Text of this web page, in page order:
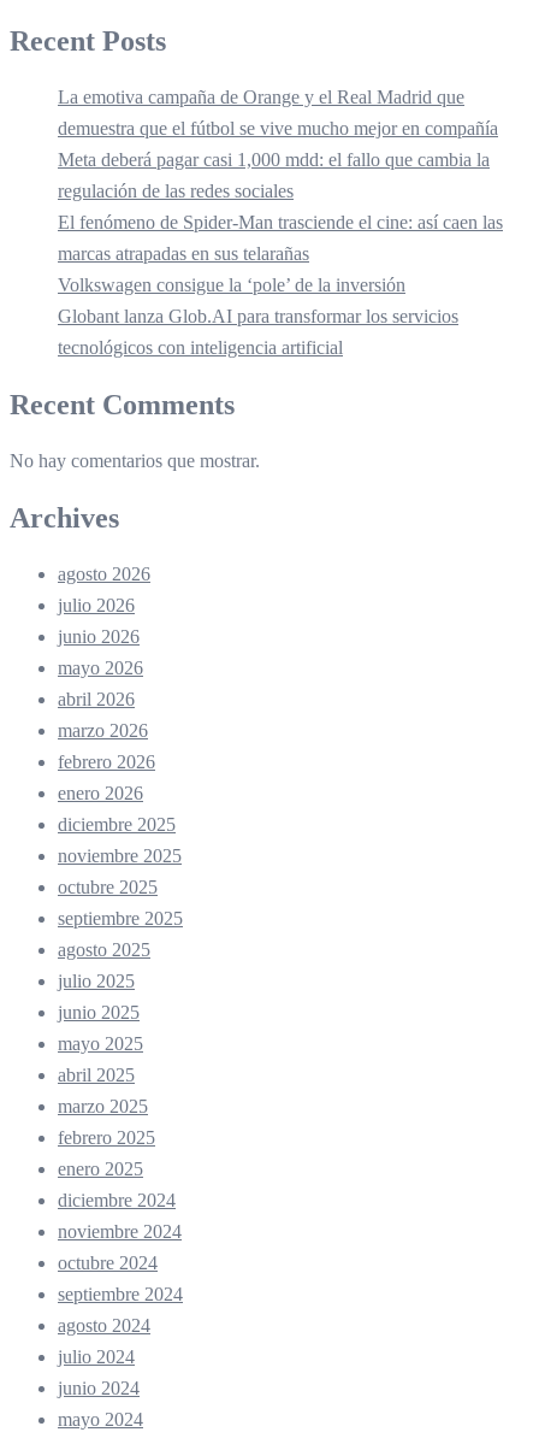
Recent Posts
La emotiva campaña de Orange y el Real Madrid que
demuestra que el fútbol se vive mucho mejor en compañía
Meta deberá pagar casi 1,000 mdd: el fallo que cambia la
regulación de las redes sociales
El fenómeno de Spider-Man trasciende el cine: así caen las
marcas atrapadas en sus telarañas
Volkswagen consigue la ‘pole’ de la inversión
Globant lanza Glob.AI para transformar los servicios
tecnológicos con inteligencia artificial
Recent Comments
No hay comentarios que mostrar.
Archives
agosto 2026
julio 2026
junio 2026
mayo 2026
abril 2026
marzo 2026
febrero 2026
enero 2026
diciembre 2025
noviembre 2025
octubre 2025
septiembre 2025
agosto 2025
julio 2025
junio 2025
mayo 2025
abril 2025
marzo 2025
febrero 2025
enero 2025
diciembre 2024
noviembre 2024
octubre 2024
septiembre 2024
agosto 2024
julio 2024
junio 2024
mayo 2024